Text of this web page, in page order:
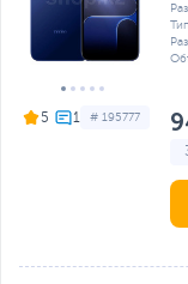
5 # 195777